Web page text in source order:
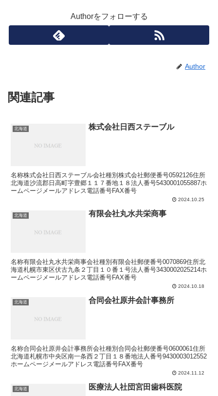
Authorをフォローする
Author
関連記事
北海道 株式会社日西ステーブル
名称株式会社日西ステーブル会社種別株式会社郵便番号0592126住所
北海道沙流郡日高町字豊郷１１７番地１８法人番号5430001055887ホ
ームページメールアドレス電話番号FAX番号
2024.10.25
北海道 有限会社丸水共栄商事
名称有限会社丸水共栄商事会社種別有限会社郵便番号0070869住所北
海道札幌市東区伏古九条２丁目１０番１号法人番号3430002025214ホ
ームページメールアドレス電話番号FAX番号
2024.10.18
北海道 合同会社原井会計事務所
名称合同会社原井会計事務所会社種別合同会社郵便番号0600061住所
北海道札幌市中央区南一条西２丁目１８番地法人番号9430003012552
ホームページメールアドレス電話番号FAX番号
2024.11.12
北海道 医療法人社団宮田歯科医院